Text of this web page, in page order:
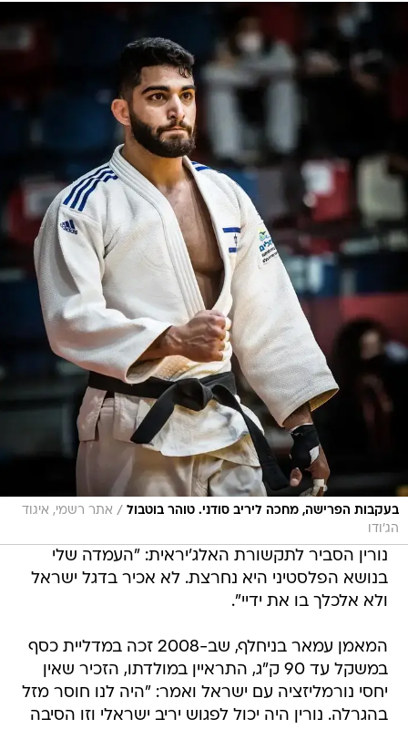
בעקבות הפרישה, מחכה ליריב סודני. טוהר בוטבול / אתר רשמי, איגוד
הג'ודו
נורין הסביר לתקשורת האלג'יראית: "העמדה שלי
בנושא הפלסטיני היא נחרצת. לא אכיר בדגל ישראל
ולא אלכלך בו את ידיי".
המאמן עמאר בניחלף, שב-2008 זכה במדליית כסף
במשקל עד 90 ק"ג, התראיין במולדתו, הזכיר שאין
יחסי נורמליזציה עם ישראל ואמר: "היה לנו חוסר מזל
בהגרלה. נורין היה יכול לפגוש יריב ישראלי וזו הסיבה